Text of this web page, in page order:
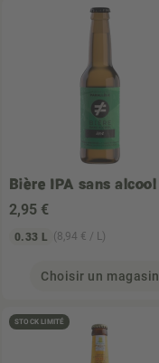
Bière IPA sans alcool
2,95 €
0.33 L (8,94 € / L)
Choisir un magasin
STOCK LIMITÉ